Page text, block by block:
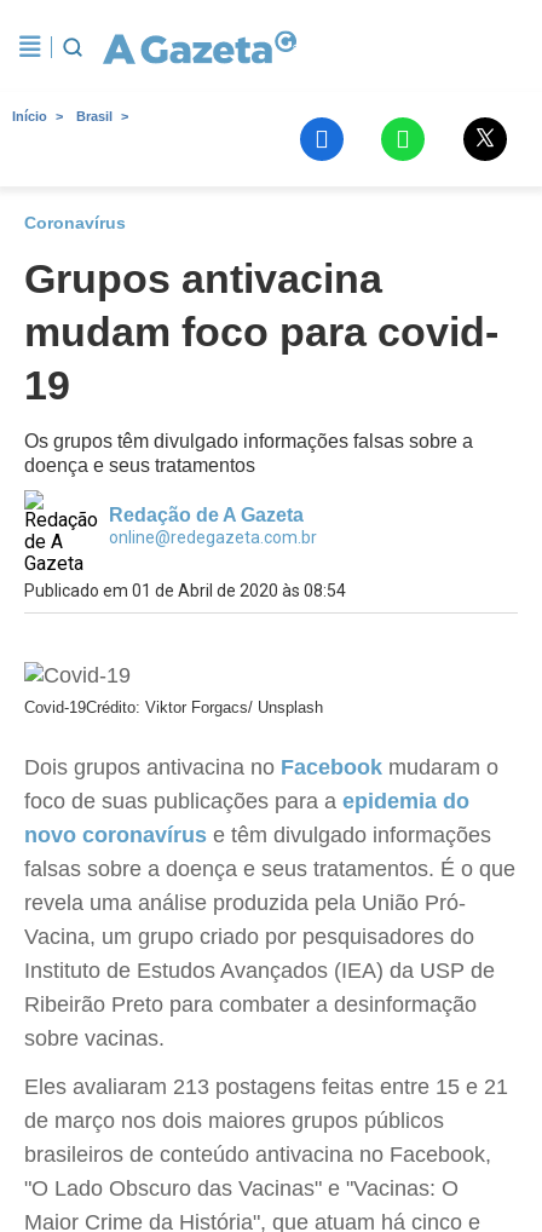
Início Brasil
Coronavírus
Grupos antivacina
mudam foco para covid-
19
Os grupos têm divulgado informações falsas sobre a
doença e seus tratamentos
Redação de A Gazeta
online@redegazeta.com.br
Publicado em 01 de Abril de 2020 às 08:54
Covid-19Crédito: Viktor Forgacs/ Unsplash
Dois grupos antivacina no Facebook mudaram o
foco de suas publicações para a epidemia do
novo coronavírus e têm divulgado informações
falsas sobre a doença e seus tratamentos. É o que
revela uma análise produzida pela União Pró-
Vacina, um grupo criado por pesquisadores do
Instituto de Estudos Avançados (IEA) da USP de
Ribeirão Preto para combater a desinformação
sobre vacinas.
Eles avaliaram 213 postagens feitas entre 15 e 21
de março nos dois maiores grupos públicos
brasileiros de conteúdo antivacina no Facebook,
"O Lado Obscuro das Vacinas" e "Vacinas: O
Maior Crime da História", que atuam há cinco e